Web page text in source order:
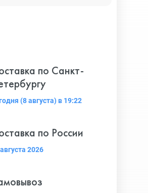
по Санкт-
(8 августа) в 19:22
по России
2026